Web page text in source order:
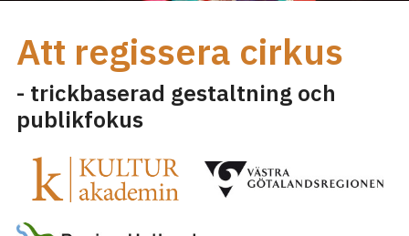
Att regissera cirkus
- trickbaserad gestaltning och
publikfokus